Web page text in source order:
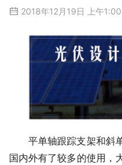
2018年12月19日 上午1:00
平单轴跟踪支架和斜
国内外有了较多的使用，